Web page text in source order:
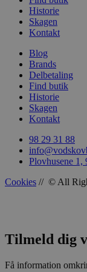
Historie
Skagen
Kontakt
Blog
Brands
Delbetaling
Find butik
Historie
Skagen
Kontakt
98 29 31 88
Plovhusene 1,
Cookies // © All
Tilmeld dig
Få information